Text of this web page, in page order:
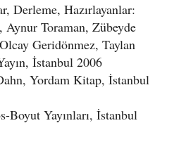
Derleme, Hazırlayanlar:
Aynur Toraman, Zübeyde
Geridönmez, Taylan
İstanbul 2006
Yordam Kitap, İstanbul
Yayınları, İstanbul